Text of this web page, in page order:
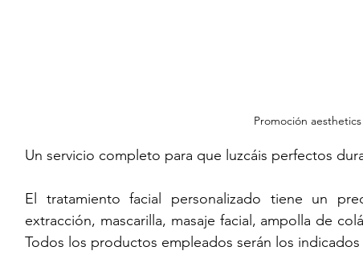
Promoción
Un servicio completo para que luzcáis perfectos
El tratamiento facial personalizado tiene un
extracción, mascarilla, masaje facial, ampolla de
Todos los productos empleados serán los